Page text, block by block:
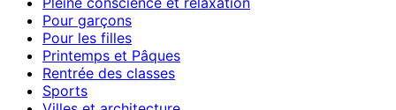
Pour garçons
Pour les filles
Printemps et Pâques
Rentrée des classes
Sports